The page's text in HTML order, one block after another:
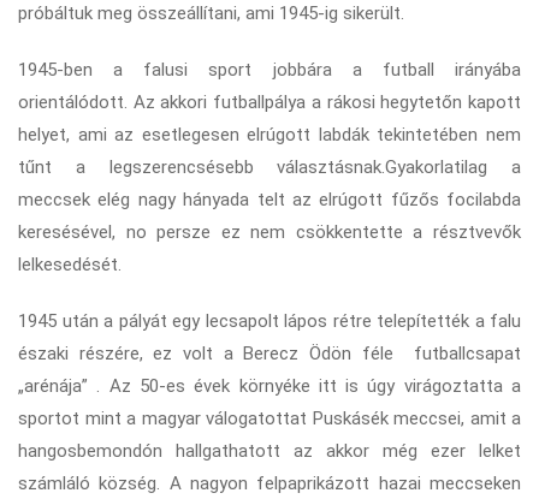
próbáltuk meg összeállítani, ami 1945-ig sikerült.
1945-ben a falusi sport jobbára a futball irányába
orientálódott. Az akkori futballpálya a rákosi hegytetőn kapott
helyet, ami az esetlegesen elrúgott labdák tekintetében nem
tűnt a legszerencsésebb választásnak.Gyakorlatilag a
meccsek elég nagy hányada telt az elrúgott fűzős focilabda
keresésével, no persze ez nem csökkentette a résztvevők
lelkesedését.
1945 után a pályát egy lecsapolt lápos rétre telepítették a falu
északi részére, ez volt a Berecz Ödön féle futballcsapat
„arénája” . Az 50-es évek környéke itt is úgy virágoztatta a
sportot mint a magyar válogatottat Puskásék meccsei, amit a
hangosbemondón hallgathatott az akkor még ezer lelket
számláló község. A nagyon felpaprikázott hazai meccseken